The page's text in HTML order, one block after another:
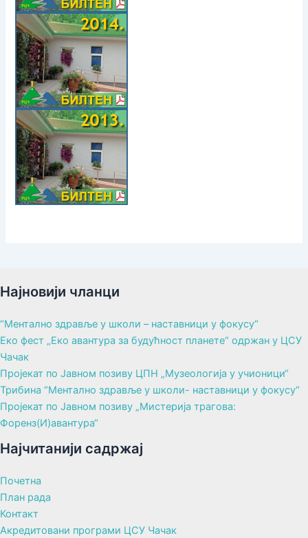
Најновији чланци
“Ментално здравље у школи – наставници у фокусу“
Еко фест „Еко авантура за будућност планете“ одржан у ЦСУ
Чачак
Пројекат по Јавном позиву ЦПН „Музеологија у учионици“
Трибина “Ментално здравље у школи- наставници у фокусу“
Пројекат по Јавном позиву „Мистерија трагова:
Форенз(И)авантура“
Најчитанији садржај
Почетна
План рада
Контакт
Акредитовани програми ЦСУ Чачак